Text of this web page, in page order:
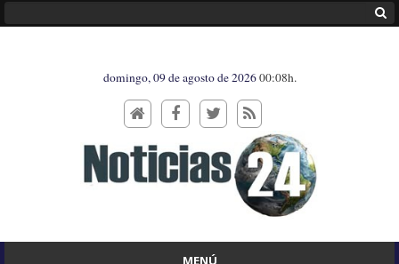
domingo, 09 de agosto de 202600:08h.
MENÚ